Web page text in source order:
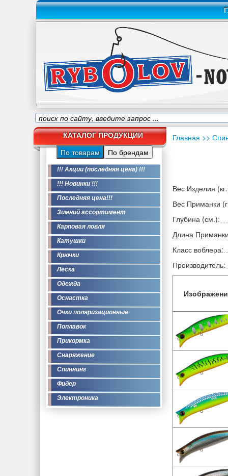
КАТАЛОГ ПРОДУКЦИИ
По товарам По брендам
!!! Акции (последняя цена) !!!
!!! Новинки !!!
Последняя цена!!!
Зимний ассортимент
Карповая ловля
Катушки
Крючки
Леска
Одежда
Оснастка
Очки поляризационные
Поплавок
Прикормка
Снаряжение
Спиннинг
Фидер
Электроника
Главная >>
Вес Изделия
Вес Приманки
Глубина (см.):
Длина
Класс воблера:
Производитель: